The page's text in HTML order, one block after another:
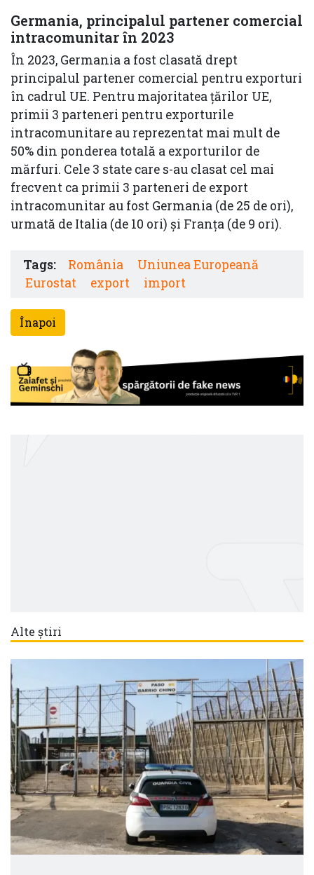
Germania, principalul partener comercial
intracomunitar în 2023
În 2023, Germania a fost clasată drept
principalul partener comercial pentru exporturi
în cadrul UE. Pentru majoritatea țărilor UE,
primii 3 parteneri pentru exporturile
intracomunitare au reprezentat mai mult de
50% din ponderea totală a exporturilor de
mărfuri. Cele 3 state care s-au clasat cel mai
frecvent ca primii 3 parteneri de export
intracomunitar au fost Germania (de 25 de ori),
urmată de Italia (de 10 ori) și Franța (de 9 ori).
Tags: România
Uniunea Europeană
Eurostat
export import
Înapoi
Alte știri